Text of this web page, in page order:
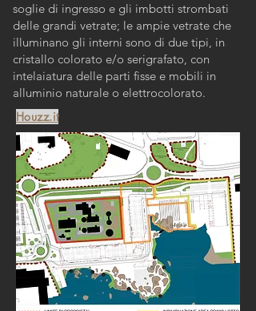
soglie di ingresso e gli imbotti strombati
delle grandi vetrate; le ampie vetrate che
illuminano gli interni sono di due tipi, in
cristallo colorato e/o serigrafato, con
intelaiatura delle parti fisse e mobili in
alluminio naturale o elettrocolorato.
Houzz.it